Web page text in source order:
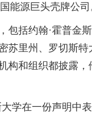
能源巨头壳牌公司
包括约翰·霍普金
苏里州、罗切斯特
构和组织都披露，
学在一份声明中